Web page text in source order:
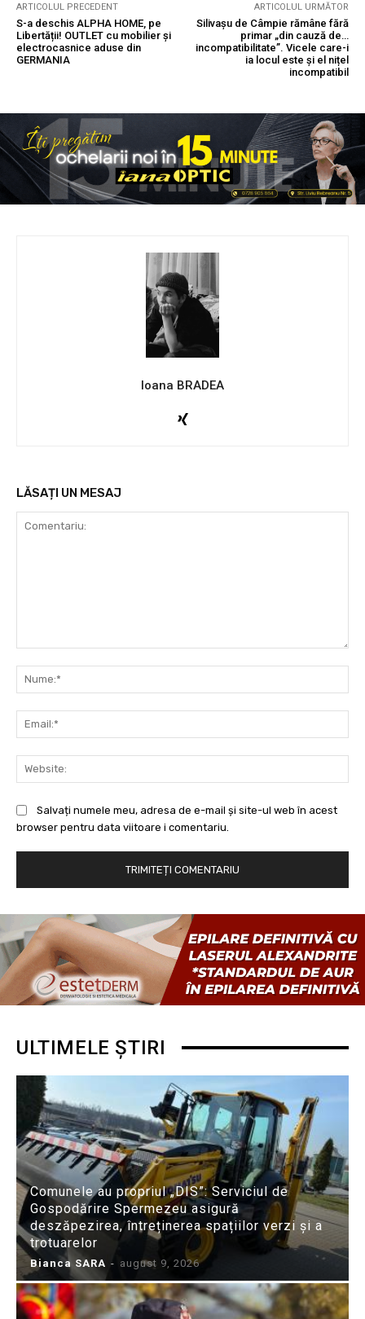
ARTICOLUL PRECEDENT
S-a deschis ALPHA HOME, pe
Libertății! OUTLET cu mobilier și
electrocasnice aduse din
GERMANIA
ARTICOLUL URMĂTOR
Silivașu de Câmpie rămâne fără
primar „din cauză de…
incompatibilitate”. Vicele care-i
ia locul este și el nițel
incompatibil
Ioana BRADEA
LĂSAȚI UN MESAJ
Salvați numele meu, adresa de e-mail și site-ul web în acest
browser pentru data viitoare i comentariu.
ULTIMELE ȘTIRI
Comunele au propriul „DIS”: Serviciul de
Gospodărire Spermezeu asigură
deszăpezirea, întreținerea spațiilor verzi și a
trotuarelor
Bianca SARA - august 9, 2026